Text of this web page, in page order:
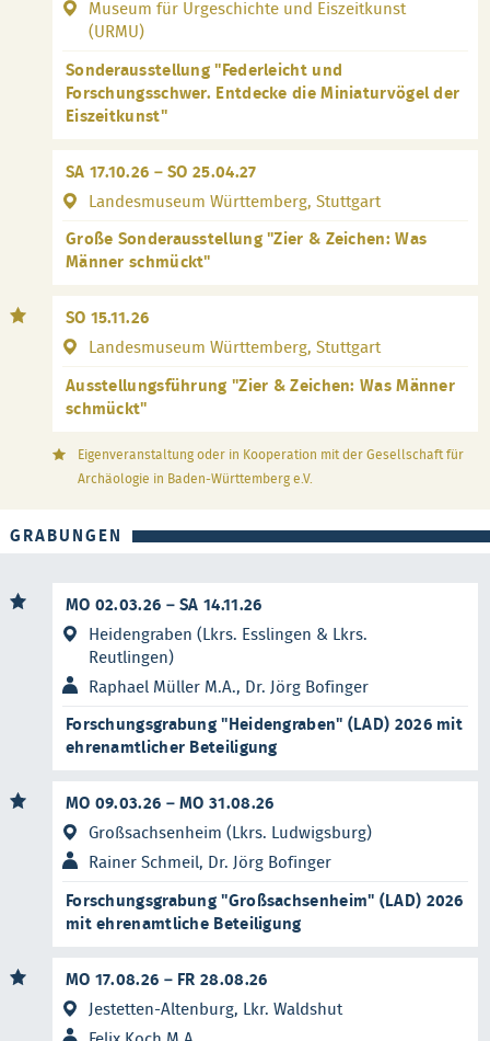
Museum für Urgeschichte und Eiszeitkunst
(URMU)
Sonderausstellung "Federleicht und
Forschungsschwer. Entdecke die Miniaturvögel der
Eiszeitkunst"
SA 17.10.26 – SO 25.04.27
Landesmuseum Württemberg, Stuttgart
Große Sonderausstellung "Zier & Zeichen: Was
Männer schmückt"
SO 15.11.26
Landesmuseum Württemberg, Stuttgart
Ausstellungsführung "Zier & Zeichen: Was Männer
schmückt"
Eigenveranstaltung oder in Kooperation mit der Gesellschaft für
Archäologie in Baden-Württemberg e.V.
GRABUNGEN
MO 02.03.26 – SA 14.11.26
Heidengraben (Lkrs. Esslingen & Lkrs.
Reutlingen)
Raphael Müller M.A., Dr. Jörg Bofinger
Forschungsgrabung "Heidengraben" (LAD) 2026 mit
ehrenamtlicher Beteiligung
MO 09.03.26 – MO 31.08.26
Großsachsenheim (Lkrs. Ludwigsburg)
Rainer Schmeil, Dr. Jörg Bofinger
Forschungsgrabung "Großsachsenheim" (LAD) 2026
mit ehrenamtliche Beteiligung
MO 17.08.26 – FR 28.08.26
Jestetten-Altenburg, Lkr. Waldshut